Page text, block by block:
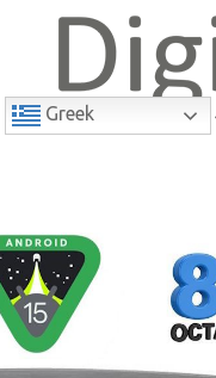
Greek